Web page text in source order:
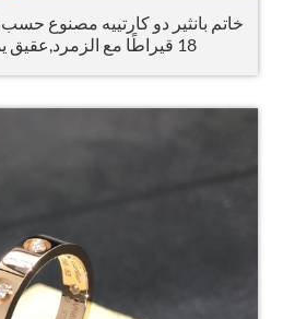
خاتم بانثير دو كارتييه مصنوع حسب
18 قيراطًا مع الزمرد,عقيق يماني و مرصوف الماس